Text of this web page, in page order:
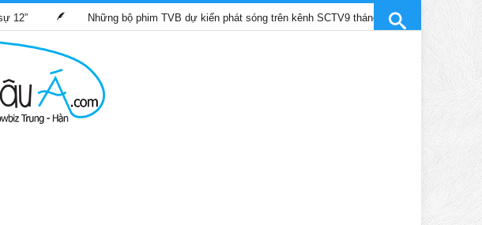
Những bộ phim TVB dự kiến phát sóng trên kênh SCTV9 tháng 4/2025